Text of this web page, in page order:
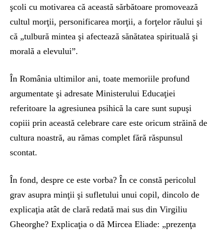
şcoli cu motivarea că această sărbătoare promovează
cultul morţii, personificarea morţii, a forţelor răului şi
că „tulbură mintea şi afectează sănătatea spirituală şi
morală a elevului”.
În România ultimilor ani, toate memoriile profund
argumentate şi adresate Ministerului Educaţiei
referitoare la agresiunea psihică la care sunt supuşi
copiii prin această celebrare care este oricum străină de
cultura noastră, au rămas complet fără răspunsul
scontat.
În fond, despre ce este vorba? În ce constă pericolul
grav asupra minţii şi sufletului unui copil, dincolo de
explicaţia atât de clară redată mai sus din Virgiliu
Gheorghe? Explicaţia o dă Mircea Eliade: „prezenţa